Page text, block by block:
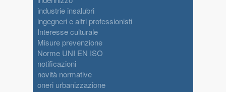
industrie insalubri
ingegneri e altri professionisti
Interesse culturale
Misure prevenzione
Norme UNI EN ISO
notificazioni
novità normative
oneri urbanizzazione